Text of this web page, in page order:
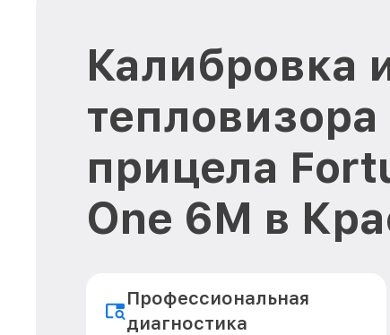
Калибровка
тепловизора
прицела
One 6M в
Профессиональная
диагностика